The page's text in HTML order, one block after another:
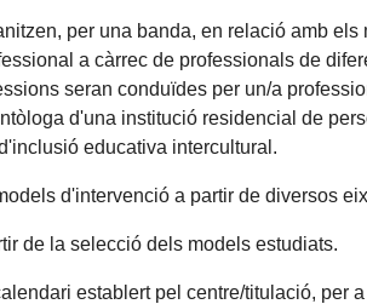
per una banda, en relació amb
a càrrec de professionals de
seran conduïdes per un/a
d'una institució residencial de
educativa intercultural.
d'intervenció a partir de diversos
de la selecció dels models estudiats.
establert pel centre/titulació,